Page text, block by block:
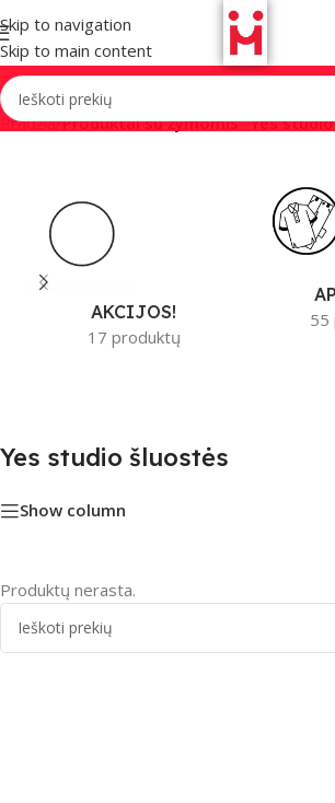
Skip to navigation
Skip to main content
Pradžia/Produktai su žymomis “Yes
AKCIJOS!
17 produktų
55
Yes studio šluostės
Show column
Produktų nerasta.